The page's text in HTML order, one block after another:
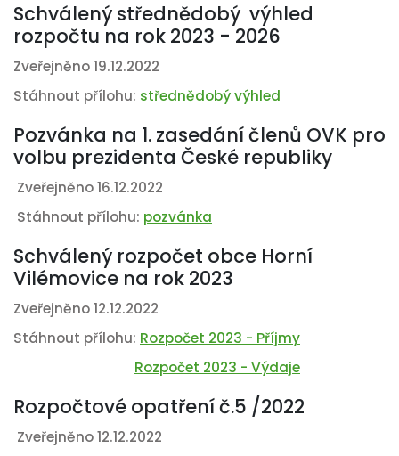
Schválený střednědobý výhled
rozpočtu na rok 2023 - 2026
Zveřejněno 19.12.2022
Stáhnout přílohu: střednědobý výhled
Pozvánka na 1. zasedání členů OVK pro
volbu prezidenta České republiky
Zveřejněno 16.12.2022
Stáhnout přílohu: pozvánka
Schválený rozpočet obce Horní
Vilémovice na rok 2023
Zveřejněno 12.12.2022
Stáhnout přílohu: Rozpočet 2023 - Příjmy
Rozpočet 2023 - Výdaje
Rozpočtové opatření č.5 /2022
Zveřejněno 12.12.2022